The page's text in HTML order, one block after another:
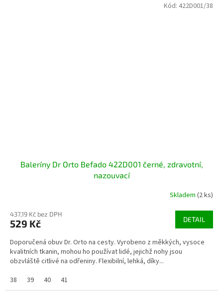
Baleríny Dr Orto Befado 422D001 černé, zdravotní,
nazouvací
Skladem (2 ks)
437,19 Kč bez DPH
529 Kč DETAIL
Doporučená obuv Dr. Orto na cesty. Vyrobeno z měkkých, vysoce
kvalitních tkanin, mohou ho používat lidé, jejichž nohy jsou
obzvláště citlivé na odřeniny. Flexibilní, lehká, díky...
38
39 40 41
Kód: 422D001/38